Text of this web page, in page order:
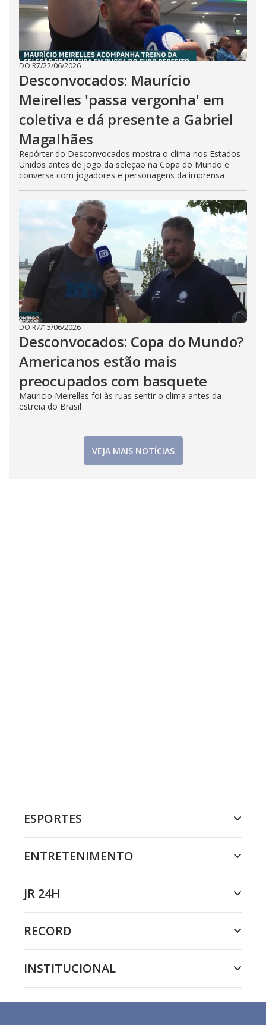
DO R7/22/06/2026
Desconvocados: Maurício
Meirelles 'passa vergonha' em
coletiva e dá presente a Gabriel
Magalhães
Repórter do Desconvocados mostra o clima nos Estados
Unidos antes de jogo da seleção na Copa do Mundo e
conversa com jogadores e personagens da imprensa
DO R7/15/06/2026
Desconvocados: Copa do Mundo?
Americanos estão mais
preocupados com basquete
Mauricio Meirelles foi às ruas sentir o clima antes da
estreia do Brasil
VEJA MAIS NOTÍCIAS
ESPORTES
ENTRETENIMENTO
JR 24H
RECORD
INSTITUCIONAL